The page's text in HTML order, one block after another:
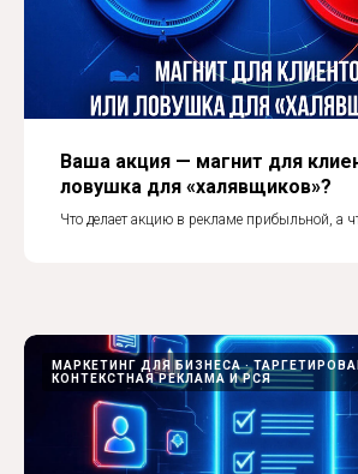
Ваша акция — магнит для
ловушка для «халявщиков»?
Что делает акцию в рекламе прибыльной, а
МАРКЕТИНГ ДЛЯ БИЗНЕСА
КОНТЕКСТНАЯ РЕКЛАМА И РСЯ